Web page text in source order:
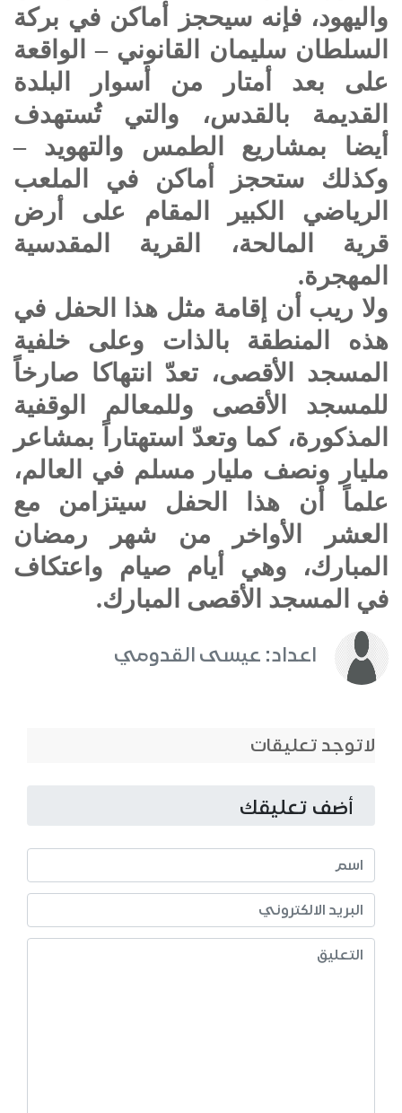
واليهود، فإنه سيحجز أماكن في بركة
السلطان سليمان القانوني – الواقعة
على بعد أمتار من أسوار البلدة
القديمة بالقدس، والتي تُستهدف
أيضا بمشاريع الطمس والتهويد –
وكذلك ستحجز أماكن في الملعب
الرياضي الكبير المقام على أرض
قرية المالحة، القرية المقدسية
المهجرة.
ولا ريب أن إقامة مثل هذا الحفل في
هذه المنطقة بالذات وعلى خلفية
المسجد الأقصى، تعدّ انتهاكا صارخاً
للمسجد الأقصى وللمعالم الوقفية
المذكورة، كما وتعدّ استهتاراً بمشاعر
مليار ونصف مليار مسلم في العالم،
علماً أن هذا الحفل سيتزامن مع
العشر الأواخر من شهر رمضان
المبارك، وهي أيام صيام واعتكاف
في المسجد الأقصى المبارك.
اعداد: عيسى القدومي
لاتوجد تعليقات
أضف تعليقك